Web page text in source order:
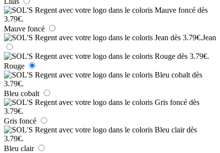
Mauve foncé
Jean
Rouge
Bleu cobalt
Gris foncé
Bleu clair